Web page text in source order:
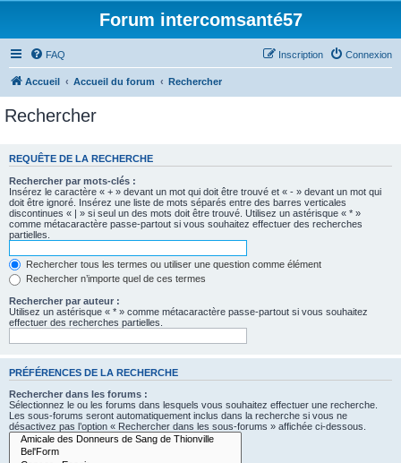
Forum intercomsanté57
FAQ Connexion
Inscription
Accueil Accueil du forum Rechercher
Rechercher
REQUÊTE DE LA RECHERCHE
Rechercher par mots-clés :
Insérez le caractère « + » devant un mot qui doit être trouvé et « - » devant un mot qui
doit être ignoré. Insérez une liste de mots séparés entre des barres verticales
discontinues « | » si seul un des mots doit être trouvé. Utilisez un astérisque « * »
comme métacaractère passe-partout si vous souhaitez effectuer des recherches
partielles.
Rechercher tous les termes ou utiliser une question comme élément
Rechercher n’importe quel de ces termes
Rechercher par auteur :
Utilisez un astérisque « * » comme métacaractère passe-partout si vous souhaitez
effectuer des recherches partielles.
PRÉFÉRENCES DE LA RECHERCHE
Rechercher dans les forums :
Sélectionnez le ou les forums dans lesquels vous souhaitez effectuer une recherche.
Les sous-forums seront automatiquement inclus dans la recherche si vous ne
désactivez pas l’option « Rechercher dans les sous-forums » affichée ci-dessous.